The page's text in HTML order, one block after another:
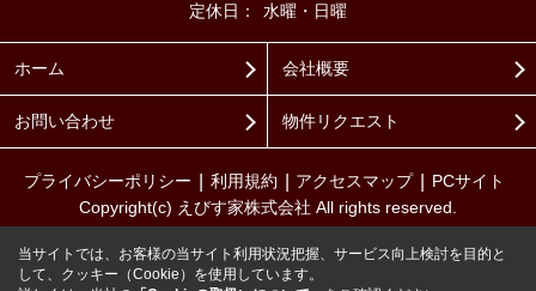
定休日：
水曜・日曜
ホーム 会社概要
お問い合わせ 物件リクエスト
プライバシーポリシー 利用規約 アクセスマップ
PCサイト
Copyright(c) えびす家株式会社 All rights reserved.
当サイトでは、お客様の当サイト利用状況把握、サービス向上検討を目的と
して、クッキー（Cookie）を使用しています。